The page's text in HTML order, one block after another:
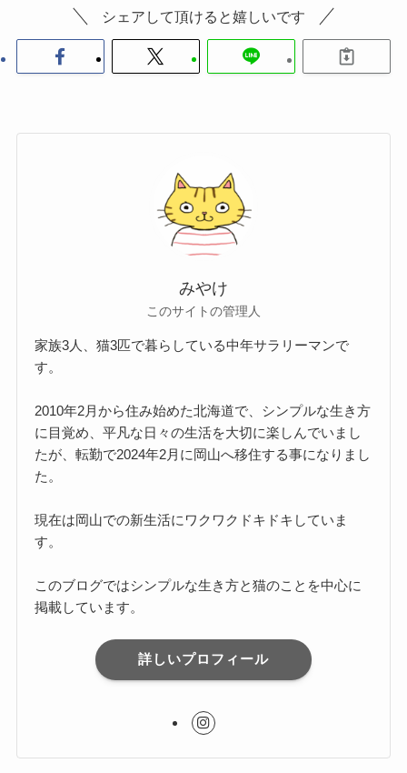
シェアして頂けると嬉しいです
みやけ
このサイトの管理人
家族3人、猫3匹で暮らしている中年サラリーマンで
す。
2010年2月から住み始めた北海道で、シンプルな生き方
に目覚め、平凡な日々の生活を大切に楽しんでいまし
たが、転勤で2024年2月に岡山へ移住する事になりまし
た。
現在は岡山での新生活にワクワクドキドキしていま
す。
このブログではシンプルな生き方と猫のことを中心に
掲載しています。
詳しいプロフィール